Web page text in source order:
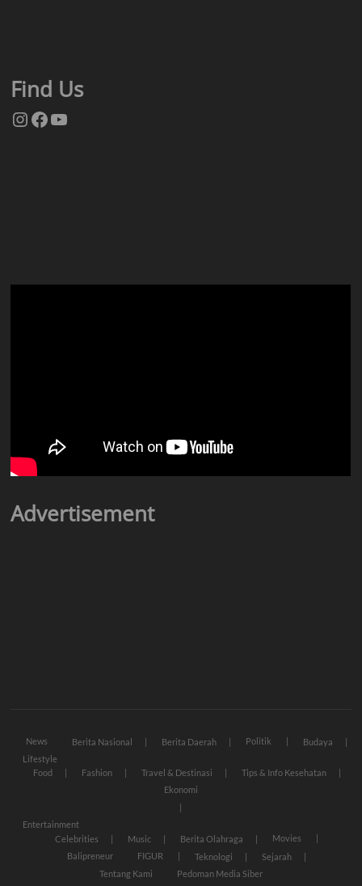
Find Us
Instagram
Facebook
YouTube
Advertisement
News Berita Nasional Berita Daerah Politik
Budaya
Lifestyle
Food
Fashion Travel & Destinasi
Tips & Info Kesehatan
Ekonomi
Entertainment
Celebrities
Music Berita Olahraga
Movies
Balipreneur
FIGUR Teknologi
Sejarah
Tentang Kami
Pedoman Media Siber